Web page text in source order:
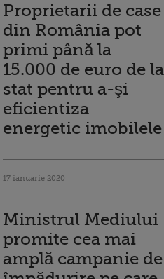
Proprietarii de case
din România pot
primi până la
15.000 de euro de la
stat pentru a-şi
eficientiza
energetic imobilele
17 ianuarie 2020
Ministrul Mediului
promite cea mai
amplă campanie de